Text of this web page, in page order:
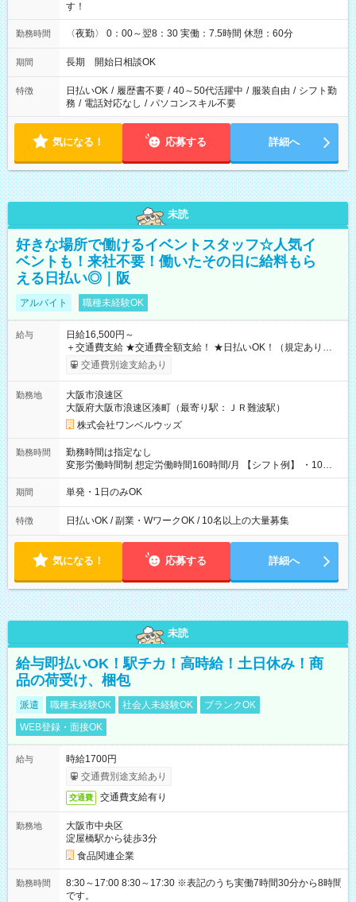
す！
勤務時間 〈夜勤〉 0：00～翌8：30 実働：7.5時間 休憩：60分
期間 長期 開始日相談OK
特徴 日払いOK / 履歴書不要 / 40～50代活躍中 / 服装自由 / シフト勤
務 / 電話対応なし / パソコンスキル不要
気になる！ 応募する 詳細へ
未読
好きな場所で働けるイベントスタッフ☆人気イ
ベントも！来社不要！働いたその日に給料もら
える日払い◎｜阪
アルバイト 職種未経験OK
給与
日給16,500円～
＋交通費支給 ★交通費全額支給！ ★日払いOK！（規定あり） ┗
働いたその日に現金GET♪ お仕事後はコンビニATMから 日払
交通費別途支給あり
勤務地
大阪市浪速区
大阪府大阪市浪速区湊町（最寄り駅：ＪＲ難波駅）
株式会社ワンベルウッズ
勤務時間
勤務時間は指定なし
変形労働時間制 想定労働時間160時間/月 【シフト例】 ・10：
00～20：00
期間 単発・1日のみOK
特徴 日払いOK / 副業・WワークOK / 10名以上の大量募集
気になる！ 応募する 詳細へ
未読
給与即払いOK！駅チカ！高時給！土日休み！商
品の荷受け、梱包
派遣 職種未経験OK 社会人未経験OK
ブランクOK
WEB登録・面接OK
給与
時給1700円
交通費別途支給あり
交通費 交通費支給有り
勤務地
大阪市中央区
淀屋橋駅から徒歩3分
食品関連企業
勤務時間
8:30～17:00 8:30～17:30 ※表記のうち実働7時間30分から8時間
です。